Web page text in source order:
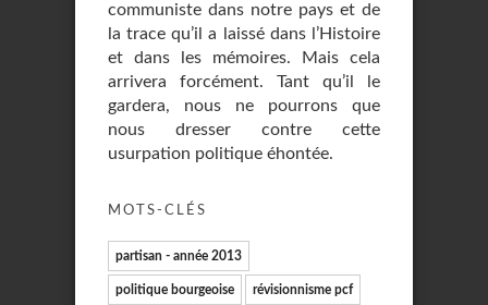
communiste dans notre pays et de
la trace qu’il a laissé dans l’Histoire
et dans les mémoires. Mais cela
arrivera forcément. Tant qu’il le
gardera, nous ne pourrons que
nous dresser contre cette
usurpation politique éhontée.
MOTS-CLÉS
partisan - année 2013
politique bourgeoise révisionnisme pcf